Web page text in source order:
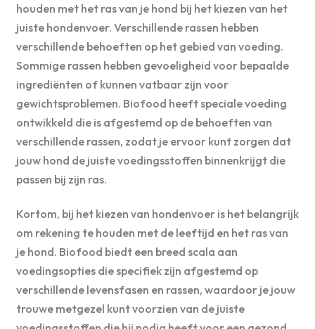
houden met het ras van je hond bij het kiezen van het
juiste hondenvoer. Verschillende rassen hebben
verschillende behoeften op het gebied van voeding.
Sommige rassen hebben gevoeligheid voor bepaalde
ingrediënten of kunnen vatbaar zijn voor
gewichtsproblemen. Biofood heeft speciale voeding
ontwikkeld die is afgestemd op de behoeften van
verschillende rassen, zodat je ervoor kunt zorgen dat
jouw hond de juiste voedingsstoffen binnenkrijgt die
passen bij zijn ras.
Kortom, bij het kiezen van hondenvoer is het belangrijk
om rekening te houden met de leeftijd en het ras van
je hond. Biofood biedt een breed scala aan
voedingsopties die specifiek zijn afgestemd op
verschillende levensfasen en rassen, waardoor je jouw
trouwe metgezel kunt voorzien van de juiste